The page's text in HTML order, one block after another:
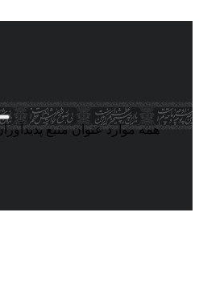
همه موارد عنوان منبع